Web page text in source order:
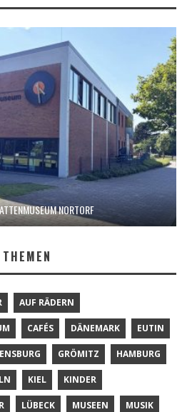
NORTORF
THEMEN
AUF RÄDERN
CAFÉS DÄNEMARK EUTIN
GRÖMITZ HAMBURG
KIEL KINDER
LÜBECK MUSEEN MUSIK